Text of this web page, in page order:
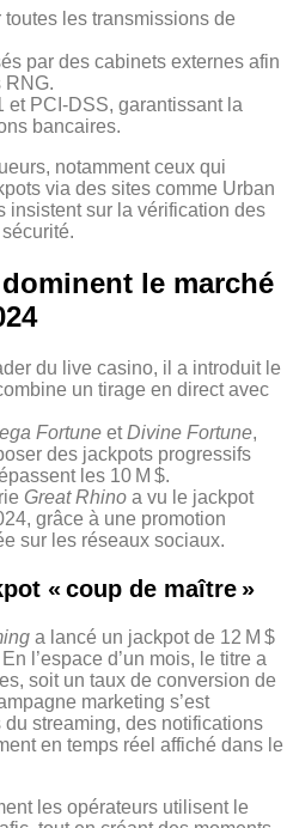
toutes les transmissions de
par des cabinets externes afin
RNG.
et PCI‑DSS, garantissant la
bancaires.
notamment ceux qui
via des sites comme Urban
insistent sur la vérification des
le marché
du live casino, il a introduit le
un tirage en direct avec
Fortune etDivine Fortune,
des jackpots progressifs
les 10 M $.
Great Rhino a vu le jackpot
grâce à une promotion
sur les réseaux sociaux.
« coup de maître »
a lancé un jackpot de 12 M $
En l’espace d’un mois, le titre a
soit un taux de conversion de
marketing s’est
streaming, des notifications
en temps réel affiché dans le
les opérateurs utilisent le